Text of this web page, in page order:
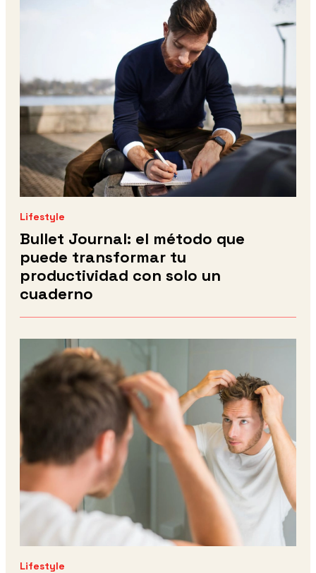
Lifestyle
Bullet Journal: el método que
puede transformar tu
productividad con solo un
cuaderno
Lifestyle